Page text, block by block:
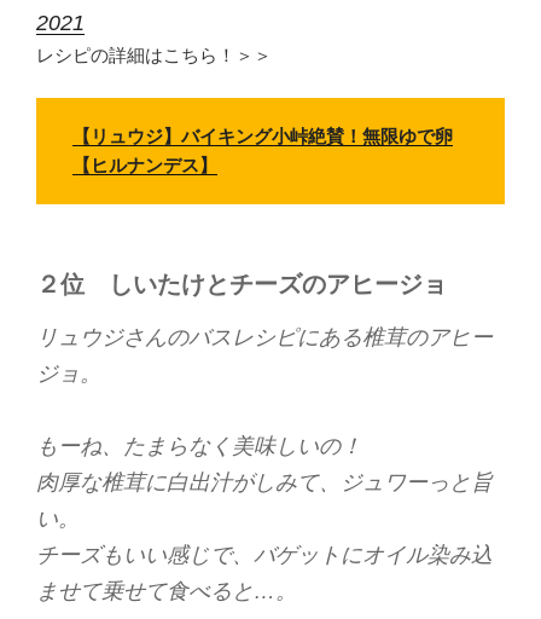
2021
レシピの詳細はこちら！＞＞
【リュウジ】バイキング小峠絶賛！無限ゆで卵
【ヒルナンデス】
２位 しいたけとチーズのアヒージョ
リュウジさんのバスレシピにある椎茸のアヒー
ジョ。
もーね、たまらなく美味しいの！
肉厚な椎茸に白出汁がしみて、ジュワーっと旨
い。
チーズもいい感じで、バゲットにオイル染み込
ませて乗せて食べると…。